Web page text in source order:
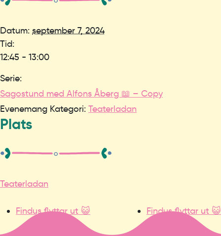
Datum: september 7, 2024
Tid:
12:45 - 13:00
Serie:
Sagostund med Alfons Åberg 📖 – Copy
Evenemang Kategori: Teaterladan
Plats
Teaterladan
Findus flyttar ut 😺 Findus flyttar ut 😺